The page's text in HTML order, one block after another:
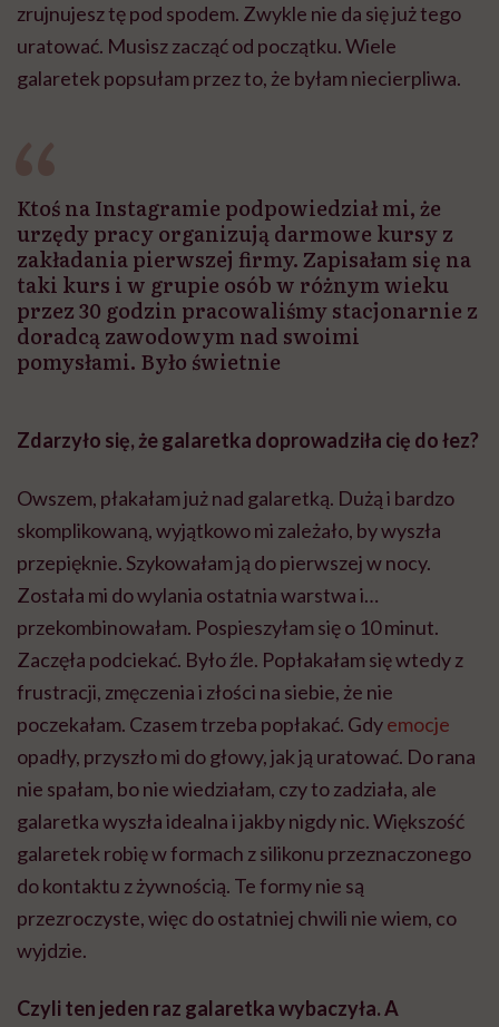
zrujnujesz tę pod spodem. Zwykle nie da się już tego
uratować. Musisz zacząć od początku. Wiele
galaretek popsułam przez to, że byłam niecierpliwa.
Ktoś na Instagramie podpowiedział mi, że
urzędy pracy organizują darmowe kursy z
zakładania pierwszej firmy. Zapisałam się na
taki kurs i w grupie osób w różnym wieku
przez 30 godzin pracowaliśmy stacjonarnie z
doradcą zawodowym nad swoimi
pomysłami. Było świetnie
Zdarzyło się, że galaretka doprowadziła cię do łez?
Owszem, płakałam już nad galaretką. Dużą i bardzo
skomplikowaną, wyjątkowo mi zależało, by wyszła
przepięknie. Szykowałam ją do pierwszej w nocy.
Została mi do wylania ostatnia warstwa i…
przekombinowałam. Pospieszyłam się o 10 minut.
Zaczęła podciekać. Było źle. Popłakałam się wtedy z
frustracji, zmęczenia i złości na siebie, że nie
poczekałam. Czasem trzeba popłakać. Gdyemocje
opadły, przyszło mi do głowy, jak ją uratować. Do rana
nie spałam, bo nie wiedziałam, czy to zadziała, ale
galaretka wyszła idealna i jakby nigdy nic. Większość
galaretek robię w formach z silikonu przeznaczonego
do kontaktu z żywnością. Te formy nie są
przezroczyste, więc do ostatniej chwili nie wiem, co
wyjdzie.
Czyli ten jeden raz galaretka wybaczyła. A